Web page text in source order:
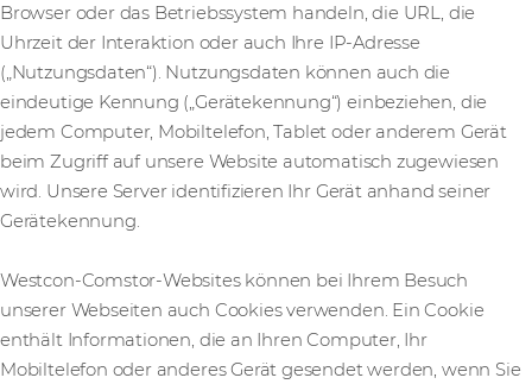
Browser oder das Betriebssystem handeln, die URL, die
Uhrzeit der Interaktion oder auch Ihre IP-Adresse
(„Nutzungsdaten“). Nutzungsdaten können auch die
eindeutige Kennung („Gerätekennung“) einbeziehen, die
jedem Computer, Mobiltelefon, Tablet oder anderem Gerät
beim Zugriff auf unsere Website automatisch zugewiesen
wird. Unsere Server identifizieren Ihr Gerät anhand seiner
Gerätekennung.
Westcon-Comstor-Websites können bei Ihrem Besuch
unserer Webseiten auch Cookies verwenden. Ein Cookie
enthält Informationen, die an Ihren Computer, Ihr
Mobiltelefon oder anderes Gerät gesendet werden, wenn Sie